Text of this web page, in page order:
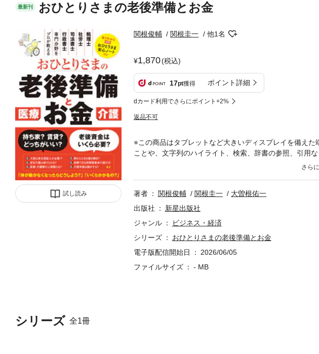
最新刊 おひとりさまの老後準備とお金
試し読み
関根俊輔 関根圭一 他1名
1,870(税込)
17pt獲得 ポイント詳細
dカード利用でさらにポイント+2%
返品不可
シリーズ 全1冊
※この商品はタブレットなど大きいディスプレイを備え
ことや、文字列のハイライト、検索、辞書の参照、引用
備、お金のことがぜんぶわかります！】すべての人に対
族がいないために自分一人で行わなければなりません。
ひとりさま安心ノート付】取り外しができる別冊「おひ
ません。そのため、整理しておくべき事柄を記録してお
れらのことが、すぐに理解・行動できるように図解やイ
書は税理士、社会保険労務士、行政書士、司法書の資格
著者 関根俊輔 関根圭一
大曽根佑一
出版社
新星出版社
ジャンル
ビジネス・経済
シリーズ
おひとりさまの老後準備とお金
電子版配信開始日
2026/06/05
ファイルサイズ
- MB